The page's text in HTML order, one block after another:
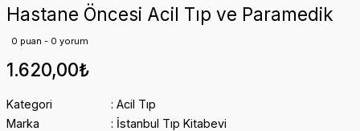
Hastane Öncesi Acil Tıp ve Paramedik
0 puan - 0 yorum
1.620,00₺
Kategori
Acil Tıp
Marka
İstanbul Tıp Kitabevi